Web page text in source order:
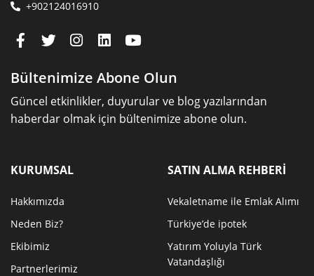
+902124016910
Bültenimize Abone Olun
Güncel etkinlikler, duyurular ve blog yazılarından
haberdar olmak için bültenimize abone olun.
KURUMSAL
Hakkımızda
Neden Biz?
Ekibimiz
Partnerlerimiz
SATIN ALMA REHBERİ
Vekaletname ile Emlak Alımı
Türkiye’de ipotek
Yatırım Yoluyla Türk
Vatandaşlığı